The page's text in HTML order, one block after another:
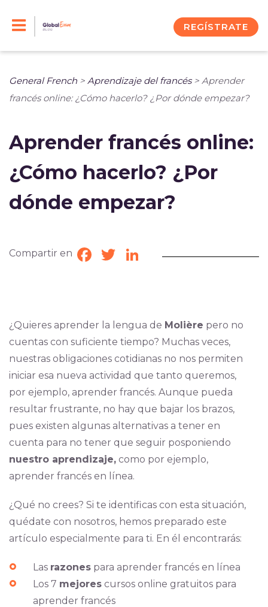
REGÍSTRATE
General French > Aprendizaje del francés> Aprender
francés online: ¿Cómo hacerlo? ¿Por dónde empezar?
Aprender francés online:
¿Cómo hacerlo? ¿Por
dónde empezar?
Compartir en Facebook
TwitterLinkedIn
¿Quieres aprender la lengua de Molière pero no
cuentas con suficiente tiempo? Muchas veces,
nuestras obligaciones cotidianas no nos permiten
iniciar esa nueva actividad que tanto queremos,
por ejemplo, aprender francés. Aunque pueda
resultar frustrante, no hay que bajar los brazos,
pues existen algunas alternativas a tener en
cuenta para no tener que seguir posponiendo
nuestro aprendizaje,como por ejemplo,
aprender francés en línea.
¿Qué no crees? Si te identificas con esta situación,
quédate con nosotros, hemos preparado este
artículo especialmente para ti. En él encontrarás:
Las razonespara aprender francés en línea
Los 7 mejorescursos online gratuitos para
aprender francés